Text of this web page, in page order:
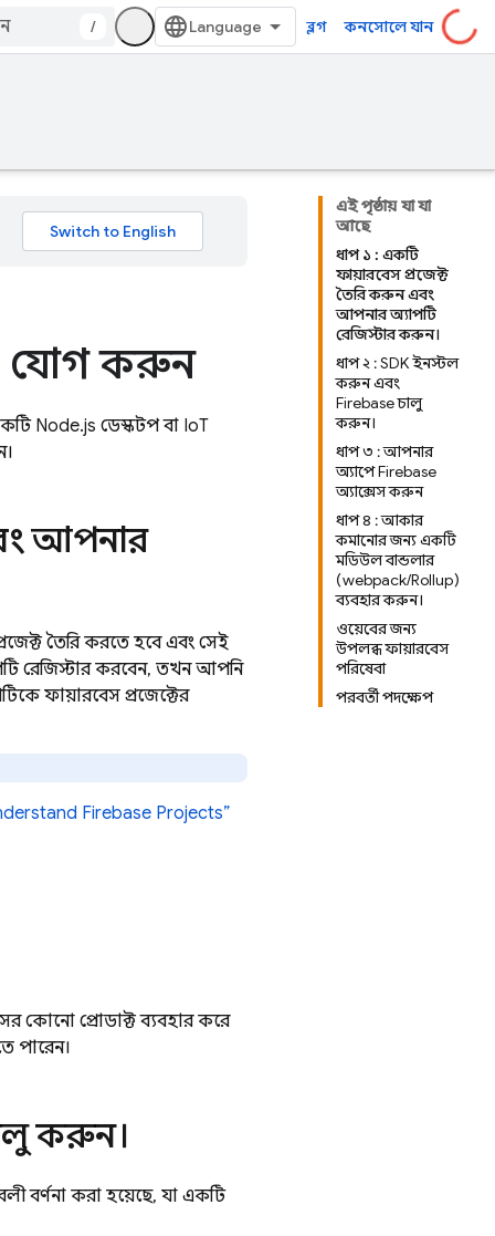
/ ব্লগ কনসোলে যান
এই পৃষ্ঠায় যা যা
আছে
ধাপ ১ : একটি
ফায়ারবেস প্রজেক্ট
তৈরি করুন এবং
আপনার অ্যাপটি
রেজিস্টার করুন।
ধাপ ২ : SDK ইনস্টল
করুন এবং
Firebase চালু
করুন।
ধাপ ৩ : আপনার
অ্যাপে Firebase
অ্যাক্সেস করুন
ধাপ ৪ : আকার
কমানোর জন্য একটি
মডিউল বান্ডলার
(webpack/Rollup)
ব্যবহার করুন।
ওয়েবের জন্য
উপলব্ধ ফায়ারবেস
পরিষেবা
পরবর্তী পদক্ষেপ
যোগ করুন
Node.js ডেস্কটপ বা IoT
আপনার
তৈরি করতে হবে এবং সেই
রেজিস্টার করবেন, তখন আপনি
ফায়ারবেস প্রজেক্টের
Firebase Projects”
কোনো প্রোডাক্ট ব্যবহার করে
পারেন।
করুন।
বর্ণনা করা হয়েছে, যা একটি